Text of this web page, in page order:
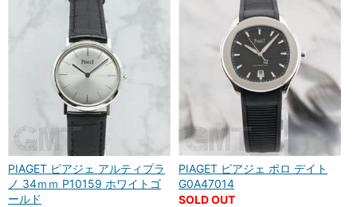
PIAGET ピアジェ アルティプラ
ノ 34ｍｍ P10159 ホワイトゴ
ールド
PIAGET ピアジェ ポロ デイト
G0A47014
SOLD OUT